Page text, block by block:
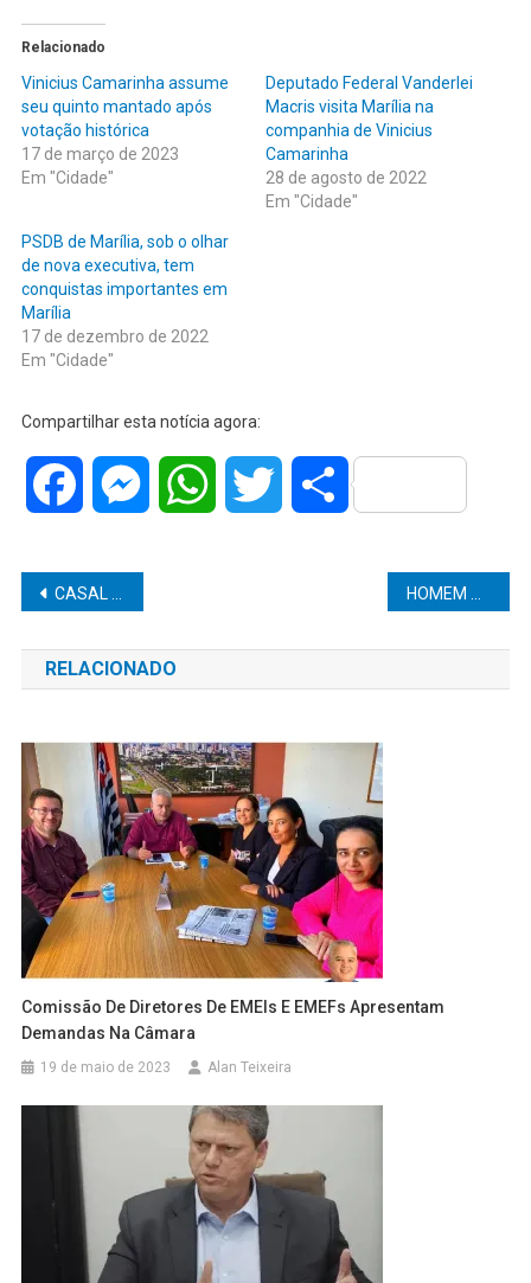
Relacionado
Vinicius Camarinha assume
seu quinto mantado após
votação histórica
17 de março de 2023
Em "Cidade"
Deputado Federal Vanderlei
Macris visita Marília na
companhia de Vinicius
Camarinha
28 de agosto de 2022
Em "Cidade"
PSDB de Marília, sob o olhar
de nova executiva, tem
conquistas importantes em
Marília
17 de dezembro de 2022
Em "Cidade"
Compartilhar esta notícia agora:
Facebook MessengerWhatsAppTwitter Share
Navegação
de
Post
CASAL SE SEPARA E PEDE NA JUSTIÇA AUTORIZAÇÃO PARA DESCARTE DE EMBRIÕES CONGELADOS HOMEM QUE SE PASSAVA POR JUIZ É PRESO COM 10 ARMAS EM FUNDO FALSO DE CARRO
RELACIONADO
Comissão De Diretores De EMEIs E EMEFs Apresentam
Demandas Na Câmara
19 de maio de 2023 Alan Teixeira